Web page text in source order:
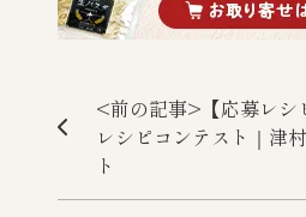
<前の記事>【応募レシ
レシピコンテスト｜津
ト